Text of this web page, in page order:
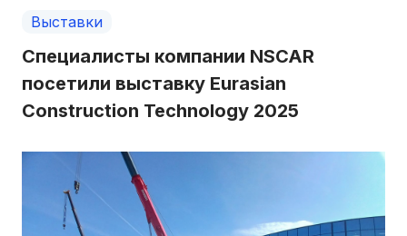
Выставки
Специалисты компании NSCAR
посетили выставку Eurasian
Construction Technology 2025